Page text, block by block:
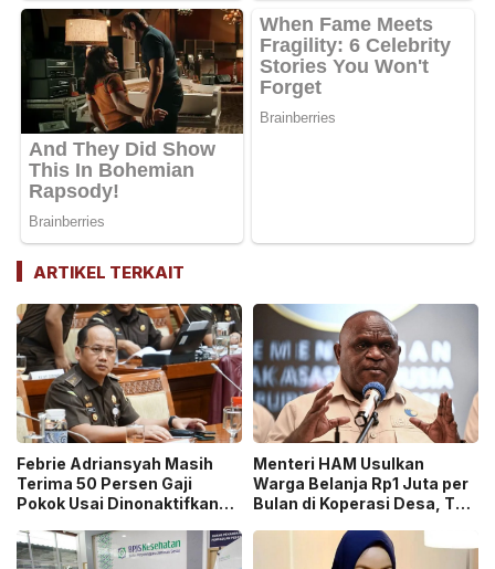
ARTIKEL TERKAIT
Febrie Adriansyah Masih
Terima 50 Persen Gaji
Pokok Usai Dinonaktifkan
ASN Dihentikan!
Menteri HAM Usulkan
Warga Belanja Rp1 Juta per
Bulan di Koperasi Desa, Tuai